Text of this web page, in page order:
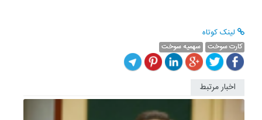
لینک کوتاه
کارت سوخت سهمیه سوخت
اخبار مرتبط